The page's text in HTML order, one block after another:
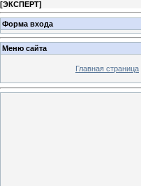
[ЭКСПЕРТ]
Форма входа
Меню сайта
Главная страница